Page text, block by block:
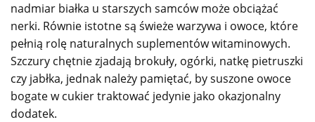
nadmiar białka u starszych samców może obciążać
nerki. Równie istotne są świeże warzywa i owoce, które
pełnią rolę naturalnych suplementów witaminowych.
Szczury chętnie zjadają brokuły, ogórki, natkę pietruszki
czy jabłka, jednak należy pamiętać, by suszone owoce
bogate w cukier traktować jedynie jako okazjonalny
dodatek.